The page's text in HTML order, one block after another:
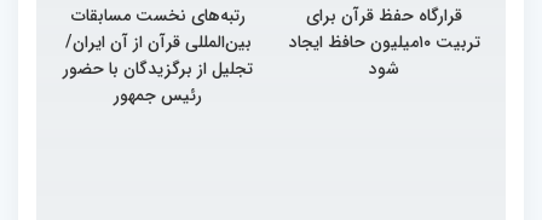
قرارگاه حفظ قرآن برای
تربیت ۱۰میلیون حافظ ایجاد
شود
رتبه‌های نخست مسابقات
بین‌المللی قرآن از آن ایران/
تجلیل از برگزیدگان با حضور
رئیس جمهور